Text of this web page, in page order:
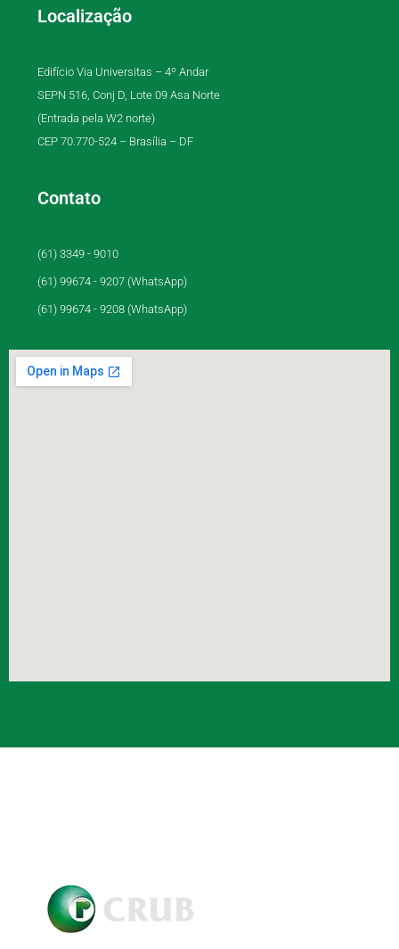
Localização
Edifício Via Universitas – 4º Andar
SEPN 516, Conj D, Lote 09 Asa Norte
(Entrada pela W2 norte)
CEP 70.770-524 – Brasília – DF
Contato
(61) 3349 - 9010
(61) 99674 - 9207 (WhatsApp)
(61) 99674 - 9208 (WhatsApp)